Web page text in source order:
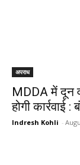
अपराध
MDDA में दून
होगी कार्रवाई :
Indresh Kohli -